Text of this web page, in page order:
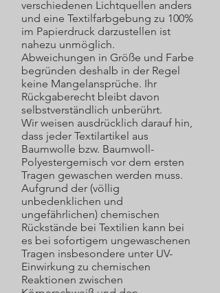
verschiedenen Lichtquellen anders
und eine Textilfarbgebung zu 100%
im Papierdruck darzustellen ist
nahezu unmöglich.
Abweichungen in Größe und Farbe
begründen deshalb in der Regel
keine Mangelansprüche. Ihr
Rückgaberecht bleibt davon
selbstverständlich unberührt.
Wir weisen ausdrücklich darauf hin,
dass jeder Textilartikel aus
Baumwolle bzw. Baumwoll-
Polyestergemisch vor dem ersten
Tragen gewaschen werden muss.
Aufgrund der (völlig
unbedenklichen und
ungefährlichen) chemischen
Rückstände bei Textilien kann bei
es bei sofortigem ungewaschenen
Tragen insbesondere unter UV-
Einwirkung zu chemischen
Reaktionen zwischen